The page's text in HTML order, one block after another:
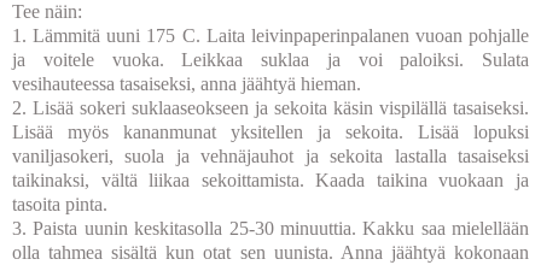
Tee näin:
1. Lämmitä uuni 175 C. Laita leivinpaperinpalanen vuoan pohjalle
ja voitele vuoka. Leikkaa suklaa ja voi paloiksi. Sulata
vesihauteessa tasaiseksi, anna jäähtyä hieman.
2. Lisää sokeri suklaaseokseen ja sekoita käsin vispilällä tasaiseksi.
Lisää myös kananmunat yksitellen ja sekoita. Lisää lopuksi
vaniljasokeri, suola ja vehnäjauhot ja sekoita lastalla tasaiseksi
taikinaksi, vältä liikaa sekoittamista. Kaada taikina vuokaan ja
tasoita pinta.
3. Paista uunin keskitasolla 25-30 minuuttia. Kakku saa mielellään
olla tahmea sisältä kun otat sen uunista. Anna jäähtyä kokonaan